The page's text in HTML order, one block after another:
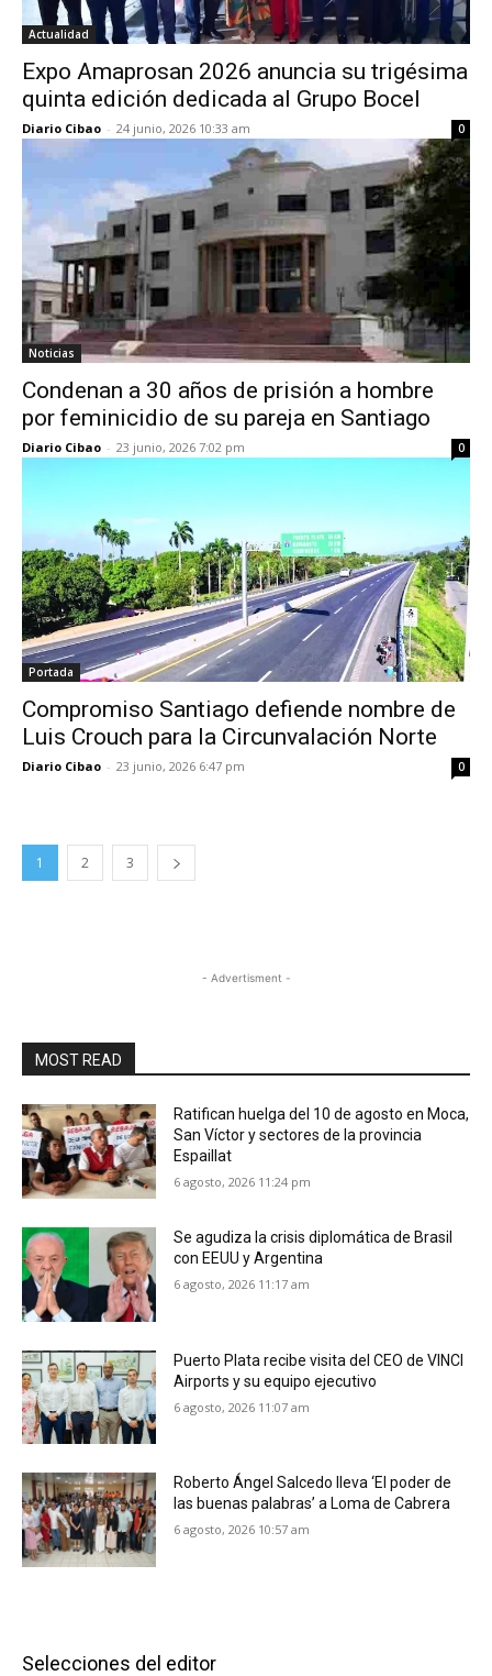
Actualidad
Expo Amaprosan 2026 anuncia su trigésima
quinta edición dedicada al Grupo Bocel
Diario Cibao - 24 junio, 2026 10:33 am 0
Noticias
Condenan a 30 años de prisión a hombre
por feminicidio de su pareja en Santiago
Diario Cibao - 23 junio, 2026 7:02 pm 0
Portada
Compromiso Santiago defiende nombre de
Luis Crouch para la Circunvalación Norte
Diario Cibao - 23 junio, 2026 6:47 pm 0
1 2 3
- Advertisment -
MOST READ
Ratifican huelga del 10 de agosto en Moca,
San Víctor y sectores de la provincia
Espaillat
6 agosto, 2026 11:24 pm
Se agudiza la crisis diplomática de Brasil
con EEUU y Argentina
6 agosto, 2026 11:17 am
Puerto Plata recibe visita del CEO de VINCI
Airports y su equipo ejecutivo
6 agosto, 2026 11:07 am
Roberto Ángel Salcedo lleva ‘El poder de
las buenas palabras’ a Loma de Cabrera
6 agosto, 2026 10:57 am
Selecciones del editor